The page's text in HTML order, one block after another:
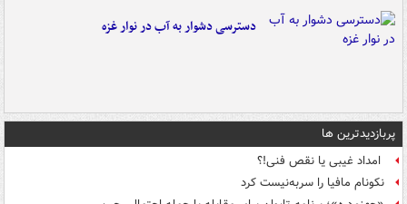
دسترسی دشوار به آب در نوار غزه
پربازدیدترین ها
امداد غیبی یا نقص فنی!؟
نکونام مافیا را سربه‌نیست کرد